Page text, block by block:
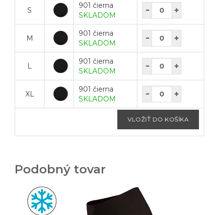
S
901 čierna
SKLADOM
M
901 čierna
SKLADOM
L
901 čierna
SKLADOM
XL
901 čierna
SKLADOM
Podobný tovar